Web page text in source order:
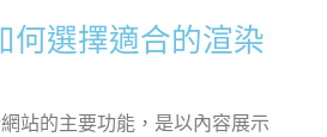
何選擇適合的渲染
站的主要功能，是以內容展示